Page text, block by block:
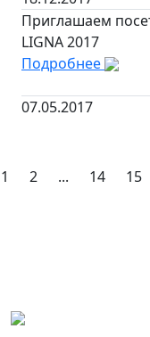
Приглашаем
LIGNA 2017
Подробнее
07.05.2017
1 2 ... 14 15